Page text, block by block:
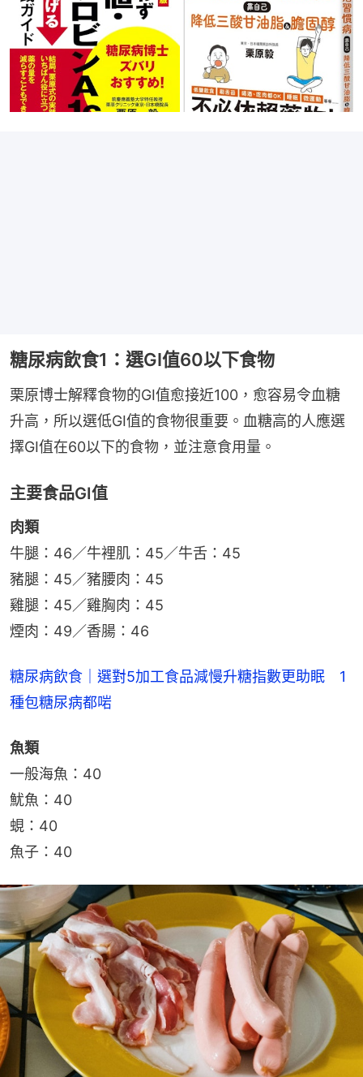
糖尿病飲食1：選GI值60以下食物
栗原博士解釋食物的GI值愈接近100，愈容易令血糖
升高，所以選低GI值的食物很重要。血糖高的人應選
擇GI值在60以下的食物，並注意食用量。
主要食品GI值
肉類
牛腿：46／牛裡肌：45／牛舌：45
豬腿：45／豬腰肉：45
雞腿：45／雞胸肉：45
煙肉：49／香腸：46
糖尿病飲食｜選對5加工食品減慢升糖指數更助眠　1
種包糖尿病都啱
魚類
一般海魚：40
魷魚：40
蜆：40
魚子：40